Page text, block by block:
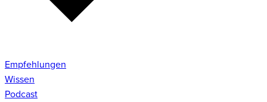
Empfehlungen
Wissen
Podcast